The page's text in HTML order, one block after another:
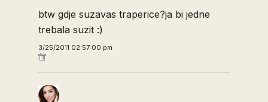
btw gdje suzavas traperice?ja bi jedne
trebala suzit :)
3/25/2011 02:57:00 pm